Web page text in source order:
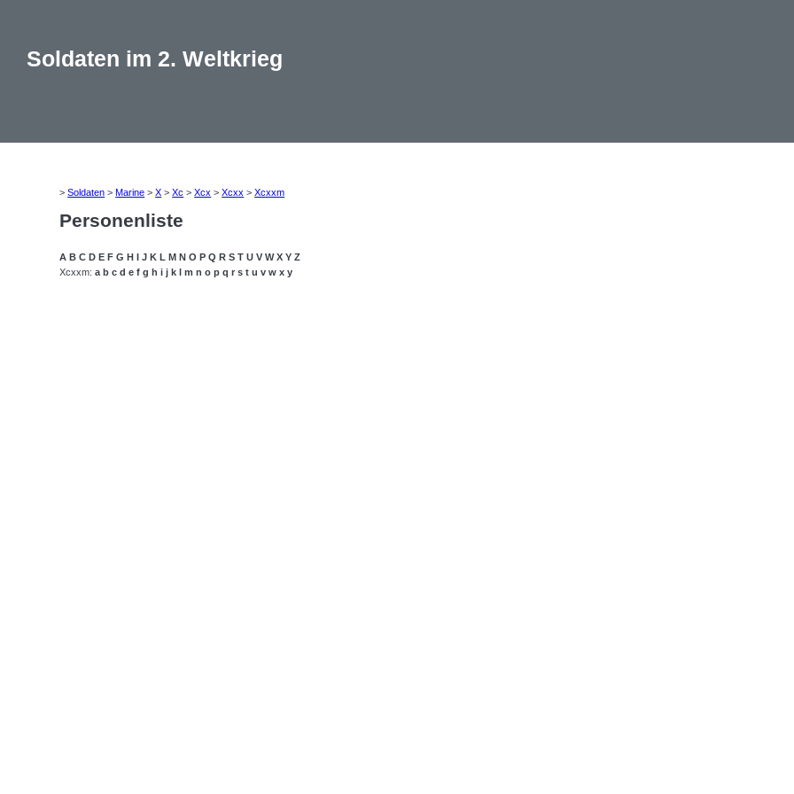
Soldaten im 2. Weltkrieg
>Soldaten >Marine >X >Xc >Xcx >Xcxx >Xcxxm
Personenliste
A B C D E F G H I J K L M N O P Q R S T U V W X Y Z
Xcxxm:a b c d e f g h i j k l m n o p q r s t u v w x y